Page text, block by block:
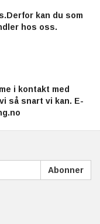
kan du som
hos oss.
i kontakt med
så snart vi kan. E-
Abonner